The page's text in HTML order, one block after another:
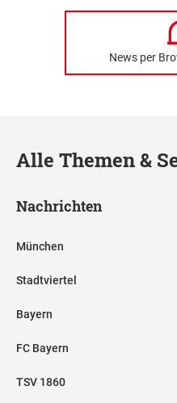
News per
Alle Themen &
Nachrichten
München
Stadtviertel
Bayern
FC Bayern
TSV 1860